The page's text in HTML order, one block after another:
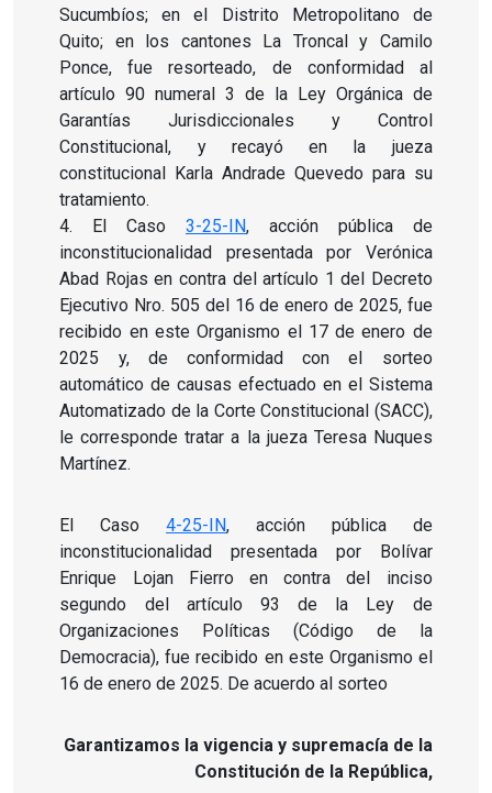
Sucumbíos; en el Distrito Metropolitano de
Quito; en los cantones La Troncal y Camilo
Ponce, fue resorteado, de conformidad al
artículo 90 numeral 3 de la Ley Orgánica de
Garantías Jurisdiccionales y Control
Constitucional, y recayó en la jueza
constitucional Karla Andrade Quevedo para su
tratamiento.
4. El Caso 3-25-IN, acción pública de
inconstitucionalidad presentada por Verónica
Abad Rojas en contra del artículo 1 del Decreto
Ejecutivo Nro. 505 del 16 de enero de 2025, fue
recibido en este Organismo el 17 de enero de
2025 y, de conformidad con el sorteo
automático de causas efectuado en el Sistema
Automatizado de la Corte Constitucional (SACC),
le corresponde tratar a la jueza Teresa Nuques
Martínez.
El Caso4-25-IN, acción pública de
inconstitucionalidad presentada por Bolívar
Enrique Lojan Fierro en contra del inciso
segundo del artículo 93 de la Ley de
Organizaciones Políticas (Código de la
Democracia), fue recibido en este Organismo el
16 de enero de 2025. De acuerdo al sorteo
Garantizamos la vigencia y supremacía de la
Constitución de la República,